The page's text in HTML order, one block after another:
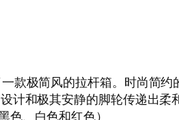
款极简风的拉杆箱。时尚简
和极其安静的脚轮传递出
、白色和红色）